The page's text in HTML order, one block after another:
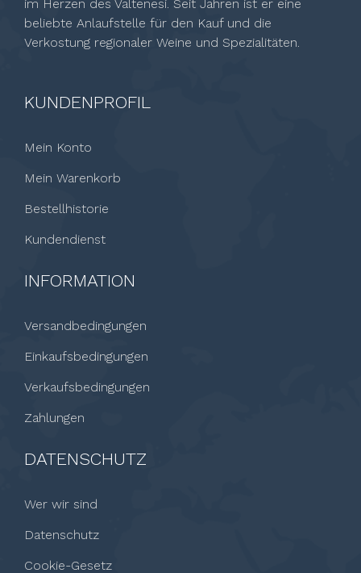
im Herzen des Valtenesi. Seit Jahren ist er eine
beliebte Anlaufstelle für den Kauf und die
Verkostung regionaler Weine und Spezialitäten.
KUNDENPROFIL
Mein Konto
Mein Warenkorb
Bestellhistorie
Kundendienst
INFORMATION
Versandbedingungen
Einkaufsbedingungen
Verkaufsbedingungen
Zahlungen
DATENSCHUTZ
Wer wir sind
Datenschutz
Cookie-Gesetz